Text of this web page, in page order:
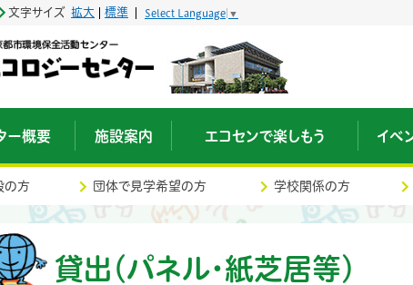
文字サイズ 拡大 標準 Select Language ▼
ー概要 施設案内 エコセンで楽しもう イベ
の方 団体で見学希望の方 学校関係の方
貸出（パネル・紙芝居等）